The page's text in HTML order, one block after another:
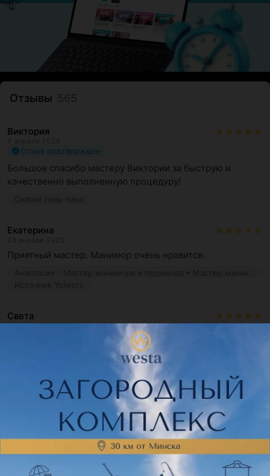
Отзывы
Виктория
Отзыв подтвержден
Большое спасибо мастеру Виктории за быструю и
качественно выполненную процедуру!
Екатерина
Приятный мастер. Маникюр очень нравится.
Света
26 января 2023
Мастер чудесная! Очень качественный маникюр,
красивый и сделала довольно быстро: за час двадцать
покрыла гелем и нарисов...
Источник Yclients
Показать ещё
Поделитесь мнением